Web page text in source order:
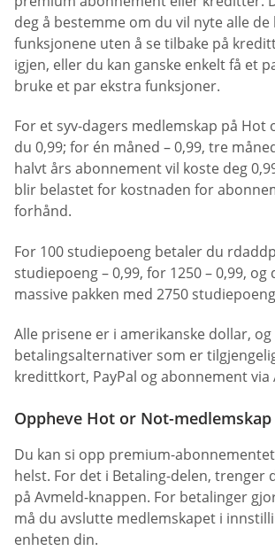
deg å bestemme om du vil nyte alle
funksjonene uten å se tilbake på
igjen, eller du kan ganske enkelt få et
bruke et par ekstra funksjoner.
For et syv-dagers medlemskap på Hot
du 0,99; for én måned – 0,99, tre
halvt års abonnement vil koste deg
blir belastet for kostnaden for
forhånd.
For 100 studiepoeng betaler du
studiepoeng – 0,99, for 1250 – 0,99, og
massive pakken med 2750
Alle prisene er i amerikanske dollar, og
betalingsalternativer som er
kredittkort, PayPal og abonnement via
Oppheve Hot or Not-medlemskap
Du kan si opp premium-
helst. For det i Betaling-delen, trenger
på Avmeld-knappen. For betalinger
må du avslutte medlemskapet i
enheten din.